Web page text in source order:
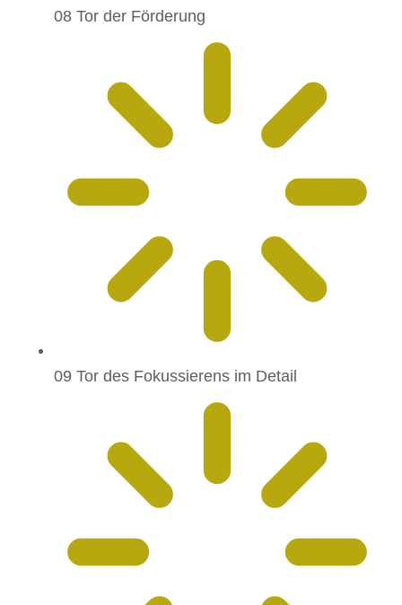
08 Tor der Förderung
09 Tor des Fokussierens im Detail